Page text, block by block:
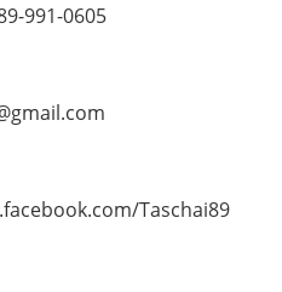
991-0605
Taschai89